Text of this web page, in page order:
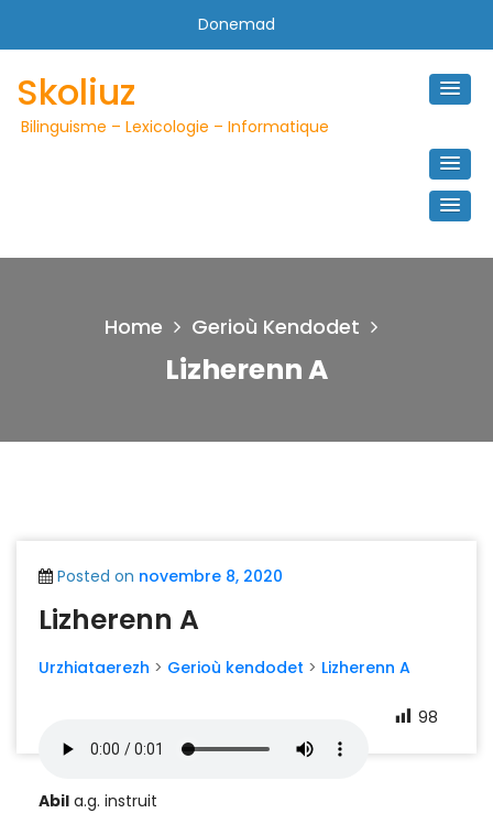
Donemad
Skoliuz
Bilinguisme – Lexicologie – Informatique
Home Gerioù Kendodet
Lizherenn A
Posted on novembre 8, 2020
Lizherenn A
Urzhiataerezh > Gerioù kendodet > Lizherenn A
Abil a.g. instruit
98